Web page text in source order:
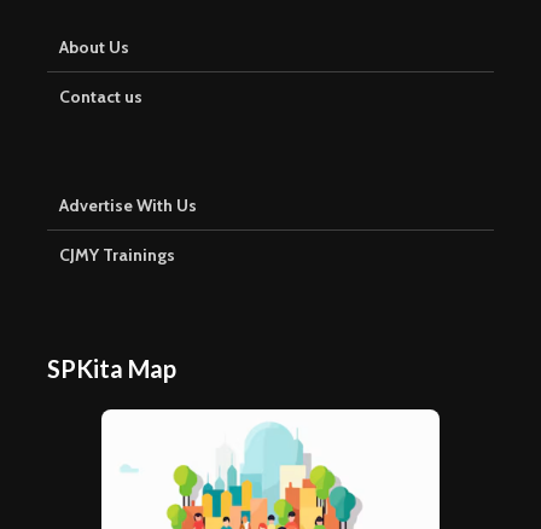
About Us
Contact us
Advertise With Us
CJMY Trainings
SPKita Map